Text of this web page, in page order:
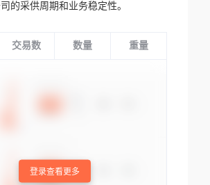
的采供周期和业务稳定性。
交易数 数量 重量
登录查看更多